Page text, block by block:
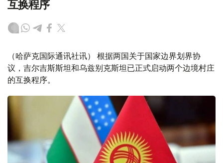
互换程序
（哈萨克国际通讯社讯） 根据两国关于国家边界划界协
议，吉尔吉斯斯坦和乌兹别克斯坦已正式启动两个边境村庄
的互换程序。